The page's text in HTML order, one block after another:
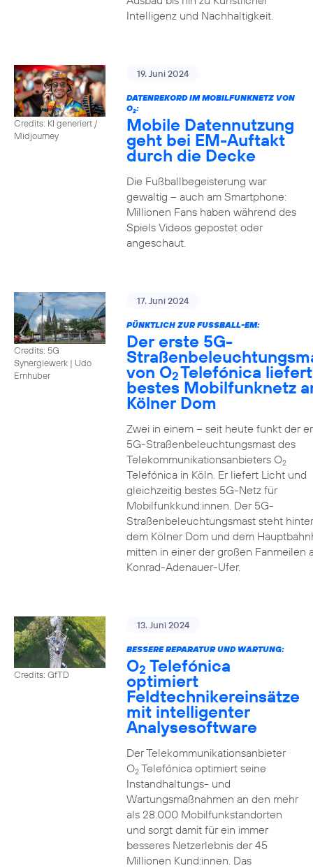
Intelligenz und Nachhaltigkeit.
Credits: KI generiert /
Midjourney
19. Juni 2024
DATENREKORD IM MOBILFUNKNETZ VON
O2:
Mobile Datennutzung
geht bei EM-Auftakt
durch die Decke
Die Fußballbegeisterung war
gewaltig – auch am Smartphone:
Millionen Fans haben während des
Spiels Videos gepostet oder
angeschaut.
Credits: 5G
Synergiewerk | Udo
Ernhuber
17. Juni 2024
PÜNKTLICH ZUR FUSSBALL-EM:
Der erste 5G-
von O2Telefónica liefert
bestes Mobilfunknetz
Kölner Dom
Zwei in einem – seit heute funkt der
5G-Straßenbeleuchtungsmast des
Telekommunikationsanbieters O2
Telefónica in Köln. Er liefert Licht und
gleichzeitig bestes 5G-Netz für
Mobilfunkkund:innen. Der 5G-
Straßenbeleuchtungsmast steht hinter
dem Kölner Dom und dem
mitten in einer der großen Fanmeilen
Konrad-Adenauer-Ufer.
Credits: GfTD
13. Juni 2024
BESSERE REPARATUR UND WARTUNG:
O2 Telefónica
optimiert
Feldtechnikereinsätze
mit intelligenter
Analysesoftware
Der Telekommunikationsanbieter
O2Telefónica optimiert seine
Instandhaltungs- und
Wartungsmaßnahmen an den mehr
als 28.000 Mobilfunkstandorten
und sorgt damit für ein immer
besseres Netzerlebnis der 45
Millionen Kund:innen. Das